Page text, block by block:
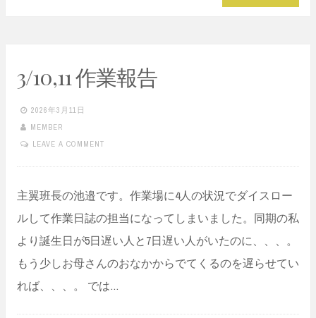
3/10,11 作業報告
2026年3月11日
MEMBER
LEAVE A COMMENT
主翼班長の池邉です。作業場に4人の状況でダイスロー
ルして作業日誌の担当になってしまいました。同期の私
より誕生日が5日遅い人と7日遅い人がいたのに、、、。
もう少しお母さんのおなかからでてくるのを遅らせてい
れば、、、。 では…